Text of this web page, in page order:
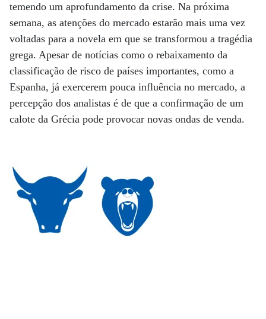
temendo um aprofundamento da crise. Na próxima
semana, as atenções do mercado estarão mais uma vez
voltadas para a novela em que se transformou a tragédia
grega. Apesar de notícias como o rebaixamento da
classificação de risco de países importantes, como a
Espanha, já exercerem pouca influência no mercado, a
percepção dos analistas é de que a confirmação de um
calote da Grécia pode provocar novas ondas de venda.